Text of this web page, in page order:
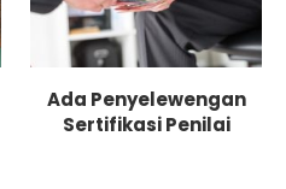
Ada Penyelewengan
Sertifikasi Penilai